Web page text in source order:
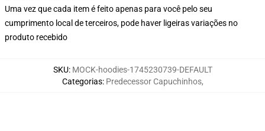
Uma vez que cada item é feito apenas para você pelo seu
cumprimento local de terceiros, pode haver ligeiras variações no
produto recebido
SKU: MOCK-hoodies-1745230739-DEFAULT
Categorias: Predecessor Capuchinhos,